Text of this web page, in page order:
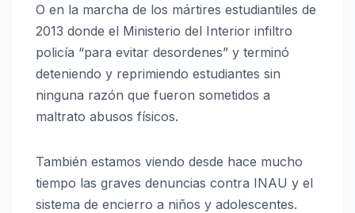
O en la marcha de los mártires estudiantiles de
2013 donde el Ministerio del Interior infiltro
policía “para evitar desordenes” y terminó
deteniendo y reprimiendo estudiantes sin
ninguna razón que fueron sometidos a
maltrato abusos físicos.
También estamos viendo desde hace mucho
tiempo las graves denuncias contra INAU y el
sistema de encierro a niños y adolescentes.